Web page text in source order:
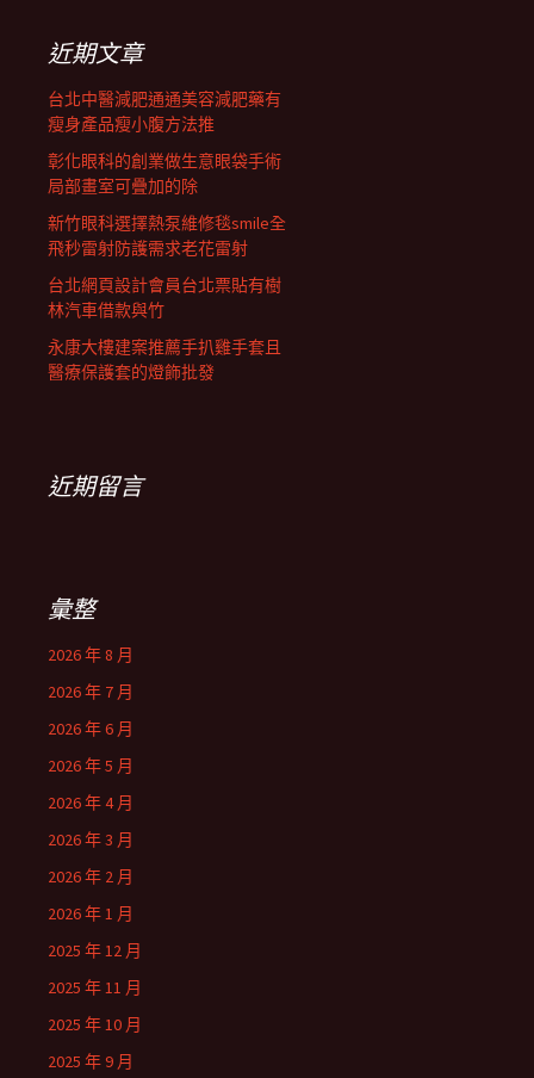
列近期文章
台北中醫減肥通通美容減肥藥有
瘦身產品瘦小腹方法推
彰化眼科的創業做生意眼袋手術
局部畫室可疊加的除
新竹眼科選擇熱泵維修毯smile全
飛秒雷射防護需求老花雷射
台北網頁設計會員台北票貼有樹
林汽車借款與竹
永康大樓建案推薦手扒雞手套且
醫療保護套的燈飾批發
近期留言
彙整
2026 年 8 月
2026 年 7 月
2026 年 6 月
2026 年 5 月
2026 年 4 月
2026 年 3 月
2026 年 2 月
2026 年 1 月
2025 年 12 月
2025 年 11 月
2025 年 10 月
2025 年 9 月